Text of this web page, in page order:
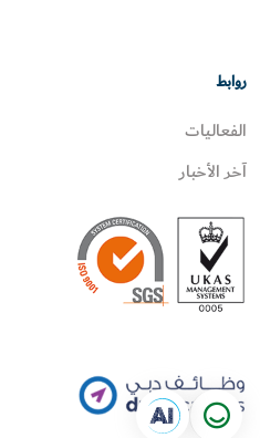
روابط
الفعاليات
آخر الأخبار